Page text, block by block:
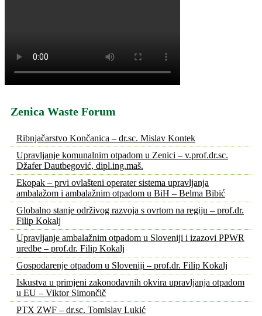
Zenica Waste Forum
Ribnjačarstvo Končanica – dr.sc. Mislav Kontek
Upravljanje komunalnim otpadom u Zenici – v.prof.dr.sc.
Džafer Dautbegović, dipl.ing.maš.
Ekopak – prvi ovlašteni operater sistema upravljanja
ambalažom i ambalažnim otpadom u BiH – Belma Bibić
Globalno stanje održivog razvoja s ovrtom na regiju – prof.dr.
Filip Kokalj
Upravljanje ambalažnim otpadom u Sloveniji i izazovi PPWR
uredbe – prof.dr. Filip Kokalj
Gospodarenje otpadom u Sloveniji – prof.dr. Filip Kokalj
Iskustva u primjeni zakonodavnih okvira upravljanja otpadom
u EU – Viktor Simončič
PTX ZWF – dr.sc. Tomislav Lukić